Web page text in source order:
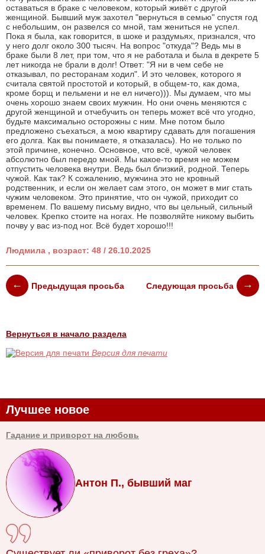
оставаться в браке с человеком, который живёт с другой
женщиной. Бывший муж захотел "вернуться в семью" спустя год
с небольшим, он развелся со мной, там жениться не успел.
Пока я была, как говорится, в шоке и раздумьях, признался, что
у него долг около 300 тысяч. На вопрос "откуда"? Ведь мы в
браке были 8 лет, при том, что я не работала и была в декрете 5
лет никогда не брали в долг! Ответ: "Я ни в чем себе не
отказывал, по ресторанам ходил". И это человек, которого я
считала святой простотой и который, в общем-то, как дома,
кроме борщ и пельмени и не ел ничего))). Мы думаем, что мы
очень хорошо знаем своих мужчин. Но они очень меняются с
другой женщиной и отчебучить он теперь может всё что угодно,
будьте максимально осторожны с ним. Мне потом было
предложено съехаться, а мою квартиру сдавать для погашения
его долга. Как вы понимаете, я отказалась). Но не только по
этой причине, конечно. Основное, что всё, чужой человек
абсолютно был передо мной. Мы какое-то время не можем
отпустить человека внутри. Ведь был близкий, родной. Теперь
чужой. Как так? К сожалению, мужчина это не кровный
родственник, и если он желает сам этого, он может в миг стать
чужим человеком. Это принятие, что он чужой, приходит со
временем. По вашему письму видно, что вы цельный, сильный
человек. Крепко стоите на ногах. Не позволяйте никому выбить
почву у вас из-под ног. Всё будет хорошо!!!
Людмила , возраст: 48 / 26.10.2025
Предыдущая просьба Следующая просьба
Вернуться в начало раздела
Версия для печати
Лучшее новое
Гадание и приворот на любовь
Антон П., бывший маг